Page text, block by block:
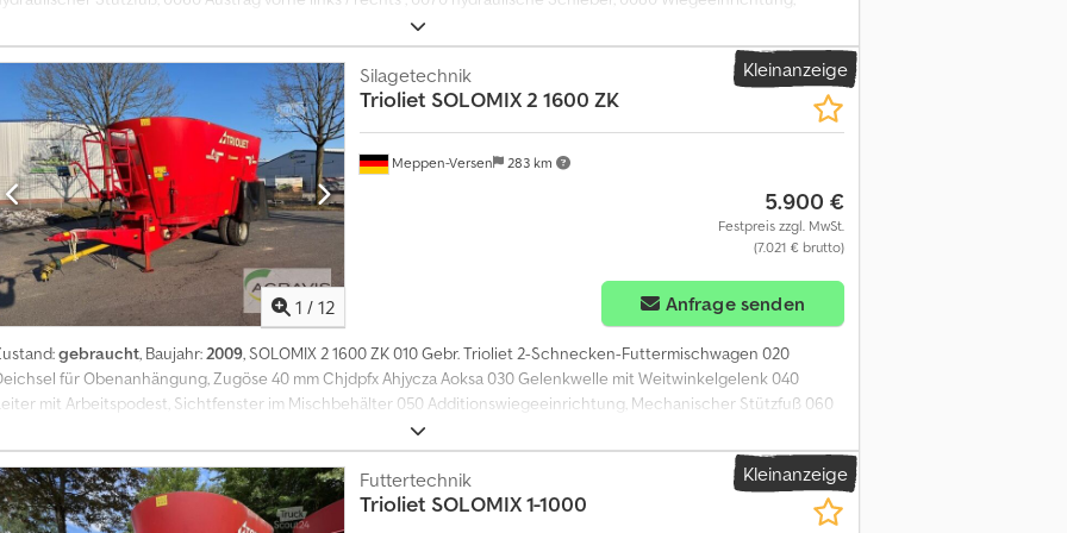
Bedienung, 0090 Aufstiegsleiter und Plattform, 0100 Bereifung : 435 / 50 - 19.5
Kleinanzeige
1 / 12
Meppen-Versen 283 km
Silagetechnik
Trioliet SOLOMIX 2 1600 ZK
5.900 €
Festpreis zzgl. MwSt.
(7.021 € brutto)
Anfrage senden
gebraucht, Baujahr: 2009, SOLOMIX 2 1600 ZK 010 Gebr. Trioliet 2-Schnecken-Futtermischwagen 020
für Obenanhängung, Zugöse 40 mm Chjdpfx Ahjycza Aoksa 030 Gelenkwelle mit Weitwinkelgelenk 040
mit Arbeitspodest, Sichtfenster im Mischbehälter 050 Additionswiegeeinrichtung, Mechanischer Stützfuß 060
hinten links und rechts 070 Bereifung 235/75 R17,5 Zwilling
Kleinanzeige
Futtertechnik
Trioliet SOLOMIX 1-1000